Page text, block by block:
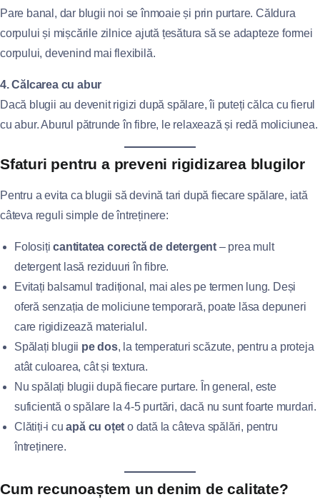
Pare banal, dar blugii noi se înmoaie și prin purtare. Căldura
corpului și mișcările zilnice ajută țesătura să se adapteze formei
corpului, devenind mai flexibilă.
4. Călcarea cu abur
Dacă blugii au devenit rigizi după spălare, îi puteți călca cu fierul
cu abur. Aburul pătrunde în fibre, le relaxează și redă moliciunea.
Sfaturi pentru a preveni rigidizarea blugilor
Pentru a evita ca blugii să devină tari după fiecare spălare, iată
câteva reguli simple de întreținere:
Folosițicantitatea corectă de detergent – prea mult
detergent lasă reziduuri în fibre.
Evitați balsamul tradițional, mai ales pe termen lung. Deși
oferă senzația de moliciune temporară, poate lăsa depuneri
care rigidizează materialul.
Spălați blugii pe dos, la temperaturi scăzute, pentru a proteja
atât culoarea, cât și textura.
Nu spălați blugii după fiecare purtare. În general, este
suficientă o spălare la 4-5 purtări, dacă nu sunt foarte murdari.
Clătiți-i cuapă cu oțet o dată la câteva spălări, pentru
întreținere.
Cum recunoaștem un denim de calitate?